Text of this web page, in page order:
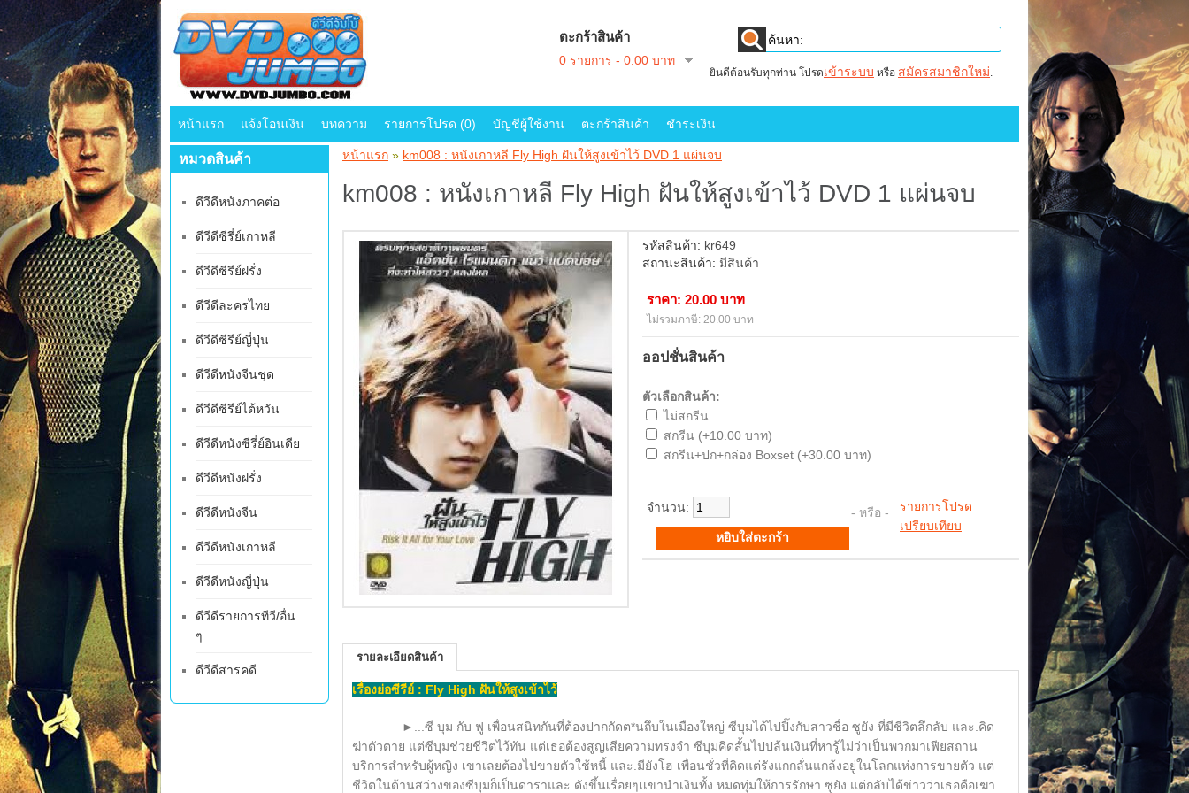
ตะกร้าสินค้า
0 รายการ - 0.00 บาท
ยินดีต้อนรับทุกท่าน โปรดเข้าระบบ หรือ สมัครสมาชิกใหม่.
หน้าแรก แจ้งโอนเงิน บทความ รายการโปรด (0) บัญชีผู้ใช้งาน ตะกร้าสินค้า ชำระเงิน
หมวดสินค้า
ดีวีดีหนังภาคต่อ
ดีวีดีซีรี่ย์เกาหลี
ดีวีดีซีรีย์ฝรั่ง
ดีวีดีละครไทย
ดีวีดีซีรีย์ญี่ปุ่น
ดีวีดีหนังจีนชุด
ดีวีดีซีรีย์ไต้หวัน
ดีวีดีหนังซีรี่ย์อินเดีย
ดีวีดีหนังฝรั่ง
ดีวีดีหนังจีน
ดีวีดีหนังเกาหลี
ดีวีดีหนังญี่ปุ่น
ดีวีดีรายการทีวี/อื่น
ๆ
ดีวีดีสารคดี
หน้าแรก » km008 : หนังเกาหลี Fly High ฝันให้สูงเข้าไว้ DVD 1 แผ่นจบ
km008 : หนังเกาหลี Fly High ฝันให้สูงเข้าไว้ DVD 1 แผ่นจบ
รหัสสินค้า: kr649
สถานะสินค้า: มีสินค้า
ราคา: 20.00 บาท
ไม่รวมภาษี: 20.00 บาท
ออปชั่นสินค้า
ตัวเลือกสินค้า:
ไม่สกรีน
สกรีน (+10.00 บาท)
สกรีน+ปก+กล่อง Boxset (+30.00 บาท)
จำนวน: - หรือ - รายการโปรด
เปรียบเทียบ
รายละเอียดสินค้า
เรื่องย่อซีรีย์ : Fly High ฝันให้สูงเข้าไว้
►... ซี บุม กับ ฟู เพื่อนสนิทกันที่ต้องปากกัดต*นถึบในเมืองใหญ่ ซีบุมได้ไปปิ๊งกับสาวชื่อ ซูยัง ที่มีชีวิตลึกลับ และ.คิด
ฆ่าตัวตาย แต่ซีบุมช่วยชีวิตไว้ทัน แต่เธอต้องสูญเสียความทรงจำ ซีบุมคิดสั้นไปปล้นเงินที่หารู้ไม่ว่าเป็นพวกมาเฟียสถาน
บริการสำหรับผู้หญิง เขาเลยต้องไปขายตัวใช้หนี้ และ.มียังโฮ เพื่อนชั่วที่คิดแต่รังแกกลั่นแกล้งอยู่ในโลกแห่งการขายตัว แต่
ชีวิตในด้านสว่างของซีบุมก็เป็นดาราและ.ดังขึ้นเรื่อยๆเเขานำเงินทั้ง หมดทุ่มให้การรักษา ซูยัง แต่กลับได้ข่าวว่าเธอคือเฆา